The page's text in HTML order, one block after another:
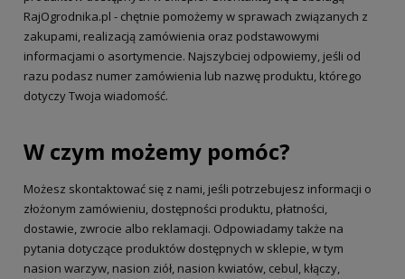
RajOgrodnika.pl - chętnie pomożemy w sprawach związanych z
zakupami, realizacją zamówienia oraz podstawowymi
informacjami o asortymencie. Najszybciej odpowiemy, jeśli od
razu podasz numer zamówienia lub nazwę produktu, którego
dotyczy Twoja wiadomość.
W czym możemy pomóc?
Możesz skontaktować się z nami, jeśli potrzebujesz informacji o
złożonym zamówieniu, dostępności produktu, płatności,
dostawie, zwrocie albo reklamacji. Odpowiadamy także na
pytania dotyczące produktów dostępnych w sklepie, w tym
nasion warzyw, nasion ziół, nasion kwiatów, cebul, kłączy,